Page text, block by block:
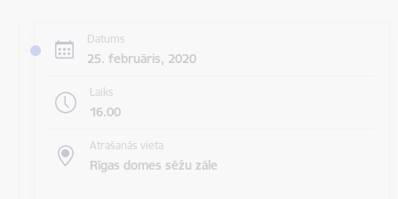
Datums
25. februāris, 2020
Laiks
16.00
Atrašanās vieta
Rīgas domes sēžu zāle